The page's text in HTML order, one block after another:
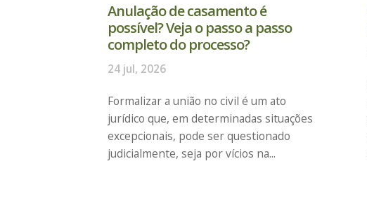
Anulação de casamento é
possível? Veja o passo a passo
completo do processo?
24 jul, 2026
Formalizar a união no civil é um ato
jurídico que, em determinadas situações
excepcionais, pode ser questionado
judicialmente, seja por vícios na...